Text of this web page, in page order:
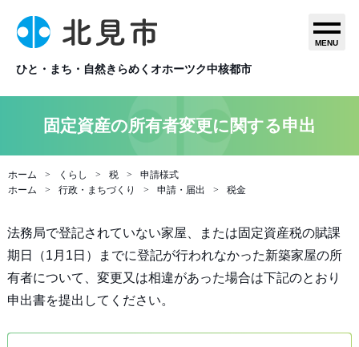
ひと・まち・自然きらめくオホーツク中核都市
MENU
固定資産の所有者変更に関する申出
ホーム くらし 税
申請様式
ホーム
行政・まちづくり 申請・届出 税金
法務局で登記されていない家屋、または固定資産税の賦課
期日（1月1日）までに登記が行われなかった新築家屋の所
有者について、変更又は相違があった場合は下記のとおり
申出書を提出してください。